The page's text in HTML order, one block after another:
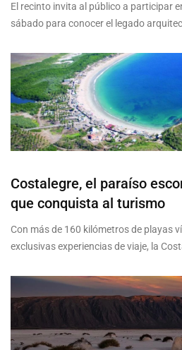
El recinto invita al público a participar
sábado para conocer el legado
Costalegre, el paraíso
que conquista al turismo
Con más de 160 kilómetros de playas
exclusivas experiencias de viaje, la